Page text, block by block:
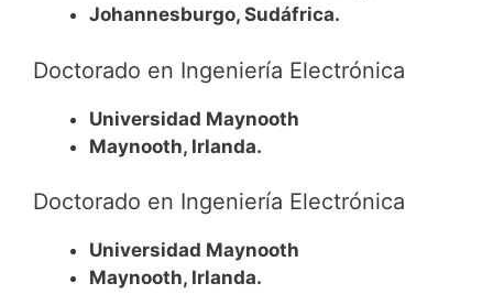
Johannesburgo, Sudáfrica.
Doctorado en Ingeniería Electrónica
Universidad Maynooth
Maynooth, Irlanda.
Doctorado en Ingeniería Electrónica
Universidad Maynooth
Maynooth, Irlanda.